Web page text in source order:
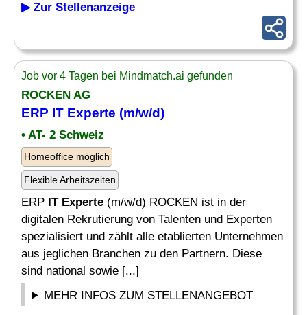
▶ Zur Stellenanzeige
Job vor 4 Tagen bei Mindmatch.ai gefunden
ROCKEN AG
ERP IT Experte (m/w/d)
• AT- 2 Schweiz
Homeoffice möglich
Flexible Arbeitszeiten
ERP IT Experte (m/w/d) ROCKEN ist in der
digitalen Rekrutierung von Talenten und Experten
spezialisiert und zählt alle etablierten Unternehmen
aus jeglichen Branchen zu den Partnern. Diese
sind national sowie [...]
MEHR INFOS ZUM STELLENANGEBOT